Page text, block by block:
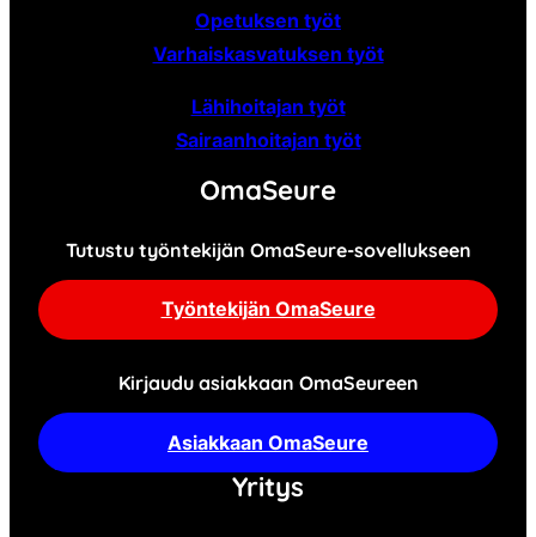
Opetuksen työt
Varhaiskasvatuksen työt
Lähihoitajan työt
Sairaanhoitajan työt
OmaSeure
Tutustu työntekijän OmaSeure-sovellukseen
Työntekijän OmaSeure
Kirjaudu asiakkaan OmaSeureen
Asiakkaan OmaSeure
Yritys